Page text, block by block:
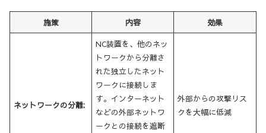
施策 内容 効果
ネットワークの分離:
NC装置を、他のネッ
トワークから分離さ
れた独立したネット
ワークに接続しま
す。インターネット
などの外部ネットワ
ークとの接続を遮断
外部からの攻撃リス
クを大幅に低減